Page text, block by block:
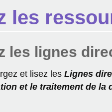
les
les lignes
et lisez les Lignes
et le traitement de la